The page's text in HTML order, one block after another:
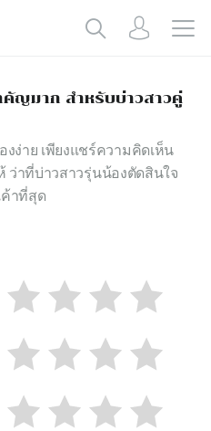
ญมาก สำหรับบ่าวสาวคู่
งง่าย เพียงแชร์ความคิดเห็น
ว่าที่บ่าวสาวรุ่นน้องตัดสินใจ
ค้าที่สุด